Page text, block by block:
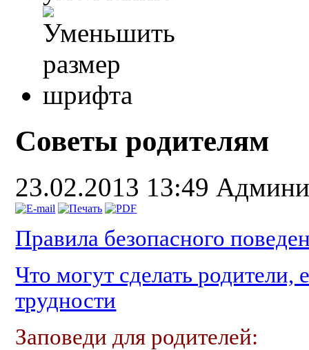
Советы родителям
23.02.2013 13:49
Правила безопасного
Что могут сделать
трудности
Заповеди для родителей: